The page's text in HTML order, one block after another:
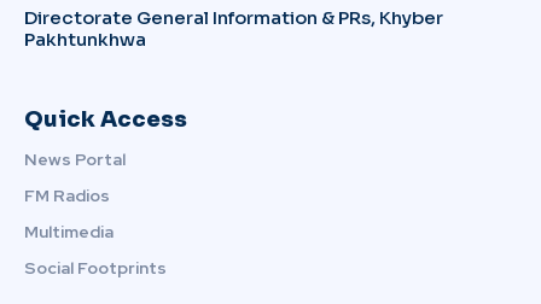
Directorate General Information & PRs, Khyber
Pakhtunkhwa
Quick Access
News Portal
FM Radios
Multimedia
Social Footprints